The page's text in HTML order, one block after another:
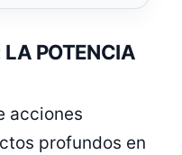
LA POTENCIA
acciones
profundos en